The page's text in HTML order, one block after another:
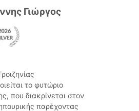
Γιώργος
το φυτώριο
που διακρίνεται στον
παρέχοντας